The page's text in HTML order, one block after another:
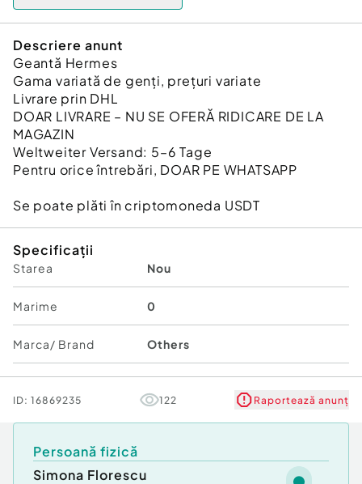
Descriere anunt
Geantă Hermes
Gama variată de genți, prețuri variate
Livrare prin DHL
DOAR LIVRARE – NU SE OFERĂ RIDICARE DE LA
MAGAZIN
Weltweiter Versand: 5–6 Tage
Pentru orice întrebări, DOAR PE WHATSAPP
Se poate plăti în criptomoneda USDT
Specificații
Starea Nou
Marime 0
Marca/ Brand Others
ID: 16869235 122 Raportează anunț
Persoană fizică
Simona Florescu